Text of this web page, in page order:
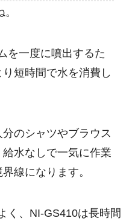
を一度に噴出するた
短時間で水を消費し
のシャツやブラウス
水なしで一気に作業
線になります。
く、NI-GS410は長時間